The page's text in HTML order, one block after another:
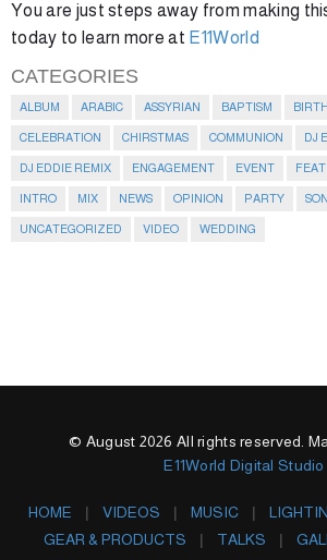
You are just steps away from making
today to learn more at E11World
CATEGORIES
ALBUM ARABIC ASSYRIAN BAPTISM
CELEBRATION CHIRSTMAS COMMUNION DJ
DJ EDDIE REMIX ENGAGEMENT EVENT
INTRO MIX NEWS OPINION PARTY
UNCATEGORIZED VIDEO WEDDING
© August 2026 All rights reserved.
E11World Digital Studio
HOME VIDEOS MUSIC
GEAR & PRODUCTS
TALKS